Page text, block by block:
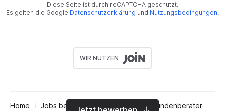
Diese Seite ist durch reCAPTCHA geschützt.
Es gelten die Google Datenschutzerklärung und Nutzungsbedingungen.
WIR NUTZEN
Home Jobs bei Personal-Placement Kundenberater